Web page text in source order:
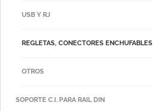
USB Y RJ
REGLETAS, CONECTORES ENCHUFABLES
OTROS
SOPORTE C.I. PARA RAIL DIN